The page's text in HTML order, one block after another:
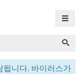
☰
됩니다. 바이러스가